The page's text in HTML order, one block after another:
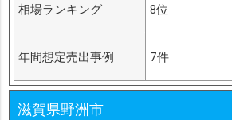
相場ランキング 8位
年間想定売出事例 7件
滋賀県野洲市